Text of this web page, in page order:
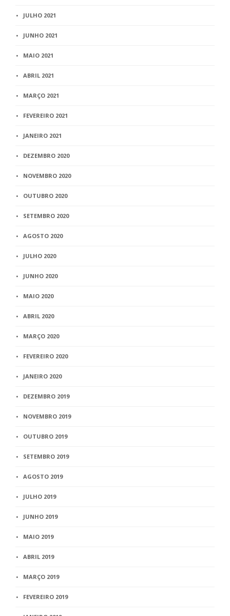
JULHO 2021
JUNHO 2021
MAIO 2021
ABRIL 2021
MARÇO 2021
FEVEREIRO 2021
JANEIRO 2021
DEZEMBRO 2020
NOVEMBRO 2020
OUTUBRO 2020
SETEMBRO 2020
AGOSTO 2020
JULHO 2020
JUNHO 2020
MAIO 2020
ABRIL 2020
MARÇO 2020
FEVEREIRO 2020
JANEIRO 2020
DEZEMBRO 2019
NOVEMBRO 2019
OUTUBRO 2019
SETEMBRO 2019
AGOSTO 2019
JULHO 2019
JUNHO 2019
MAIO 2019
ABRIL 2019
MARÇO 2019
FEVEREIRO 2019